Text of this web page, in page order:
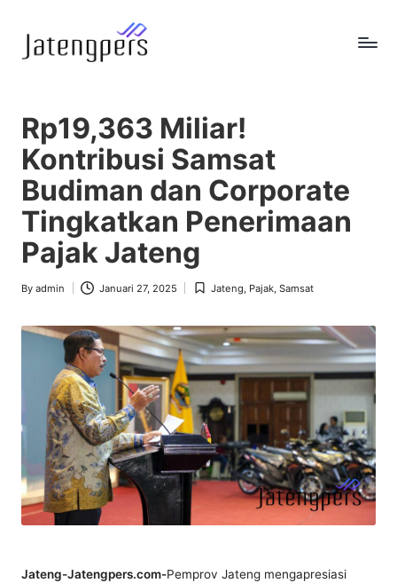
a
t
e
n
g
p
e
r
Pemerintah
Rp19,363 Miliar!
Kontribusi Samsat
Budiman dan Corporate
Tingkatkan Penerimaan
Pajak Jateng
Posted
By admin Januari 27, 2025
Posted
Jateng Pajak ,Samsat
Jateng-Jatengpers.com-Pemprov Jateng mengapresiasi